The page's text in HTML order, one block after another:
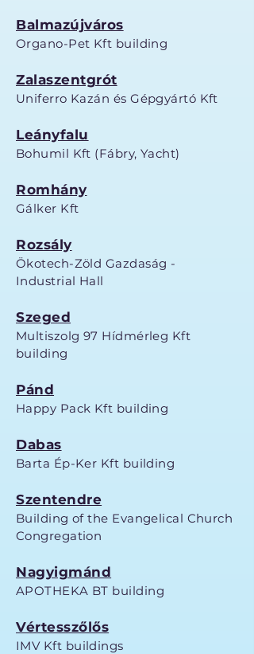
Balmazújváros
Organo-Pet Kft building
Zalaszentgrót
Uniferro Kazán és Gépgyártó Kft
Leányfalu
Bohumil Kft (Fábry, Yacht)
Romhány
Gálker Kft
Rozsály
Ökotech-Zöld Gazdaság -
Industrial Hall
Szeged
Multiszolg 97 Hídmérleg Kft
building
Pánd
Happy Pack Kft building
Dabas
Barta Ép-Ker Kft building
Szentendre
Building of the Evangelical Church
Congregation
Nagyigmánd
APOTHEKA BT building
Vértesszőlős
IMV Kft buildings